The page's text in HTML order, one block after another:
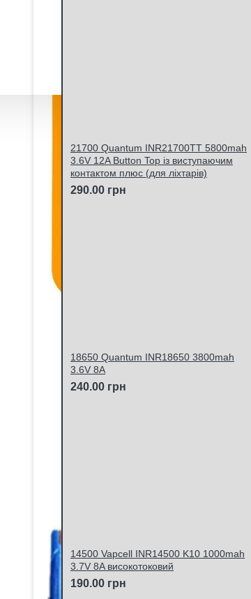
21700 Quantum INR21700TT 5800mah
3.6V 12A Button Top із виступаючим
контактом плюс (для ліхтарів)
290.00 грн
18650 Quantum INR18650 3800mah
3.6V 8A
240.00 грн
14500 Vapcell INR14500 K10 1000mah
3.7V 8A високотоковий
190.00 грн